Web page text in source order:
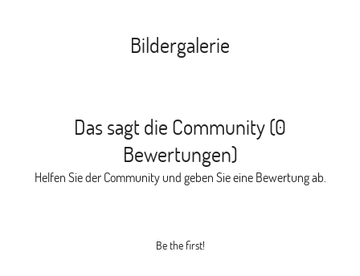
Bildergalerie
Das sagt die Community (0
Bewertungen)
Helfen Sie der Community und geben Sie eine Bewertung ab.
Be the first!